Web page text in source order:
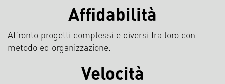
Affidabilità
Affronto progetti complessi e diversi fra loro con
metodo ed organizzazione.
Velocità